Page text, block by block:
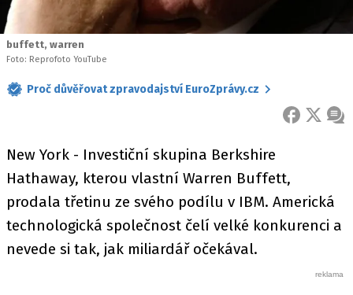
buffett, warren
Foto: Reprofoto YouTube
Proč důvěřovat zpravodajství EuroZprávy.cz
FACEBOOK
X
New York - Investiční skupina Berkshire
Hathaway, kterou vlastní Warren Buffett,
prodala třetinu ze svého podílu v IBM. Americká
technologická společnost čelí velké konkurenci a
nevede si tak, jak miliardář očekával.